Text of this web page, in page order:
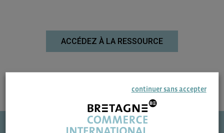
ACCÉDEZ À LA RESSOURCE
continuer sans accepter